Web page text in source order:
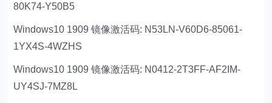
80K74-Y50B5
Windows10 1909 镜像激活码: N53LN-V60D6-85061-
1YX4S-4WZHS
Windows10 1909 镜像激活码: N0412-2T3FF-AF2IM-
UY4SJ-7MZ8L